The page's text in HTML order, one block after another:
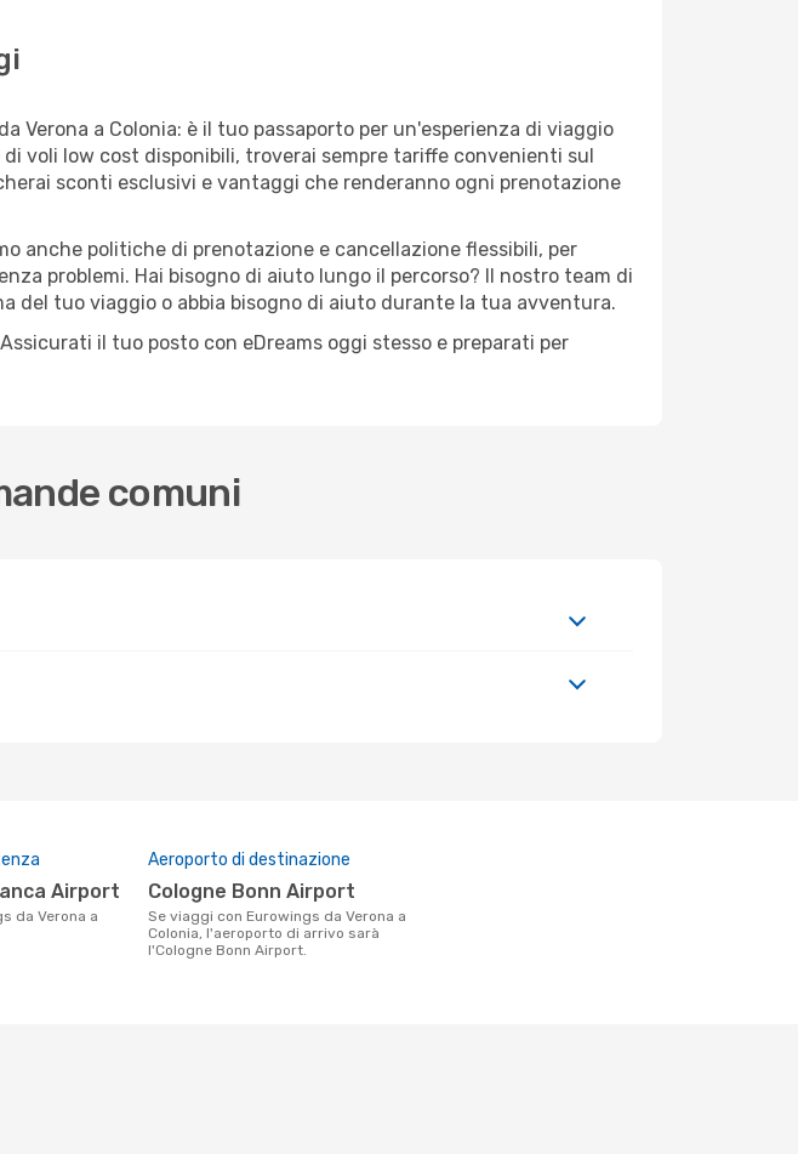
a Colonia: è il tuo passaporto per un'esperienza di viaggio
voli low cost disponibili, troverai sempre tariffe convenienti sul
sconti esclusivi e vantaggi che renderanno ogni prenotazione
anche politiche di prenotazione e cancellazione flessibili, per
problemi. Hai bisogno di aiuto lungo il percorso? Il nostro team di
del tuo viaggio o abbia bisogno di aiuto durante la tua avventura.
il tuo posto con eDreams oggi stesso e preparati per
comuni
Airport
Aeroporto di destinazione
Cologne Bonn Airport
Se viaggi con Eurowings da Verona a
Colonia, l'aeroporto di arrivo sarà
l'Cologne Bonn Airport.